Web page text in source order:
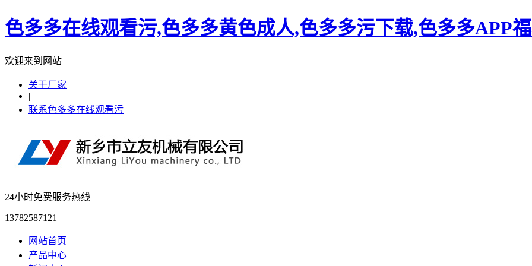
色多多在线观看污,色多多黄色成人,色多多污下载,色多多APP
欢迎来到网站
关于厂家
|
联系色多多在线观看污
24小时免费服务热线
13782587121
网站首页
产品中心